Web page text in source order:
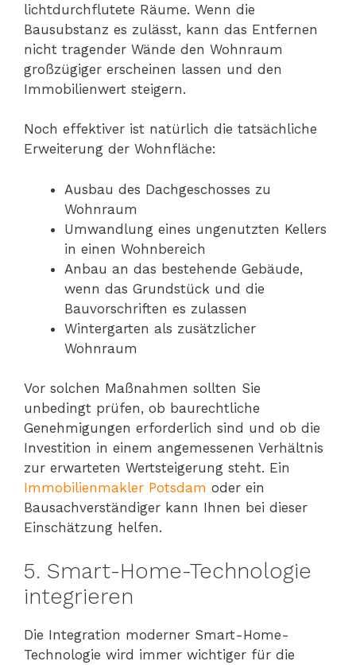
lichtdurchflutete Räume. Wenn die
Bausubstanz es zulässt, kann das Entfernen
nicht tragender Wände den Wohnraum
großzügiger erscheinen lassen und den
Immobilienwert steigern.
Noch effektiver ist natürlich die tatsächliche
Erweiterung der Wohnfläche:
Ausbau des Dachgeschosses zu
Wohnraum
Umwandlung eines ungenutzten Kellers
in einen Wohnbereich
Anbau an das bestehende Gebäude,
wenn das Grundstück und die
Bauvorschriften es zulassen
Wintergarten als zusätzlicher
Wohnraum
Vor solchen Maßnahmen sollten Sie
unbedingt prüfen, ob baurechtliche
Genehmigungen erforderlich sind und ob die
Investition in einem angemessenen Verhältnis
zur erwarteten Wertsteigerung steht. Ein
Immobilienmakler Potsdam oder ein
Bausachverständiger kann Ihnen bei dieser
Einschätzung helfen.
5. Smart-Home-Technologie
integrieren
Die Integration moderner Smart-Home-
Technologie wird immer wichtiger für die